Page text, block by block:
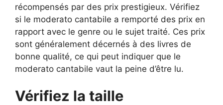
récompensés par des prix prestigieux. Vérifiez
si le moderato cantabile a remporté des prix en
rapport avec le genre ou le sujet traité. Ces prix
sont généralement décernés à des livres de
bonne qualité, ce qui peut indiquer que le
moderato cantabile vaut la peine d’être lu.
Vérifiez la taille